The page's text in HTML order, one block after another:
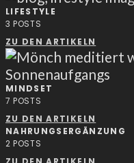
LIFESTYLE
3 POSTS
ZU DEN ARTIKELN
MINDSET
7 POSTS
ZU DEN ARTIKELN
NAHRUNGSERGÄNZUNG
2 POSTS